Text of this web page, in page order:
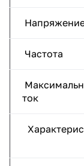
Частота
ток